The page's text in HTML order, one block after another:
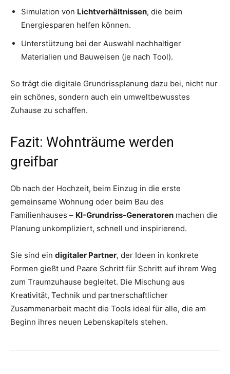
Simulation von Lichtverhältnissen, die beim
Energiesparen helfen können.
Unterstützung bei der Auswahl nachhaltiger
Materialien und Bauweisen (je nach Tool).
So trägt die digitale Grundrissplanung dazu bei, nicht nur
ein schönes, sondern auch ein umweltbewusstes
Zuhause zu schaffen.
Fazit: Wohnträume werden
greifbar
Ob nach der Hochzeit, beim Einzug in die erste
gemeinsame Wohnung oder beim Bau des
Familienhauses – KI-Grundriss-Generatoren machen die
Planung unkompliziert, schnell und inspirierend.
Sie sind ein digitaler Partner, der Ideen in konkrete
Formen gießt und Paare Schritt für Schritt auf ihrem Weg
zum Traumzuhause begleitet. Die Mischung aus
Kreativität, Technik und partnerschaftlicher
Zusammenarbeit macht die Tools ideal für alle, die am
Beginn ihres neuen Lebenskapitels stehen.